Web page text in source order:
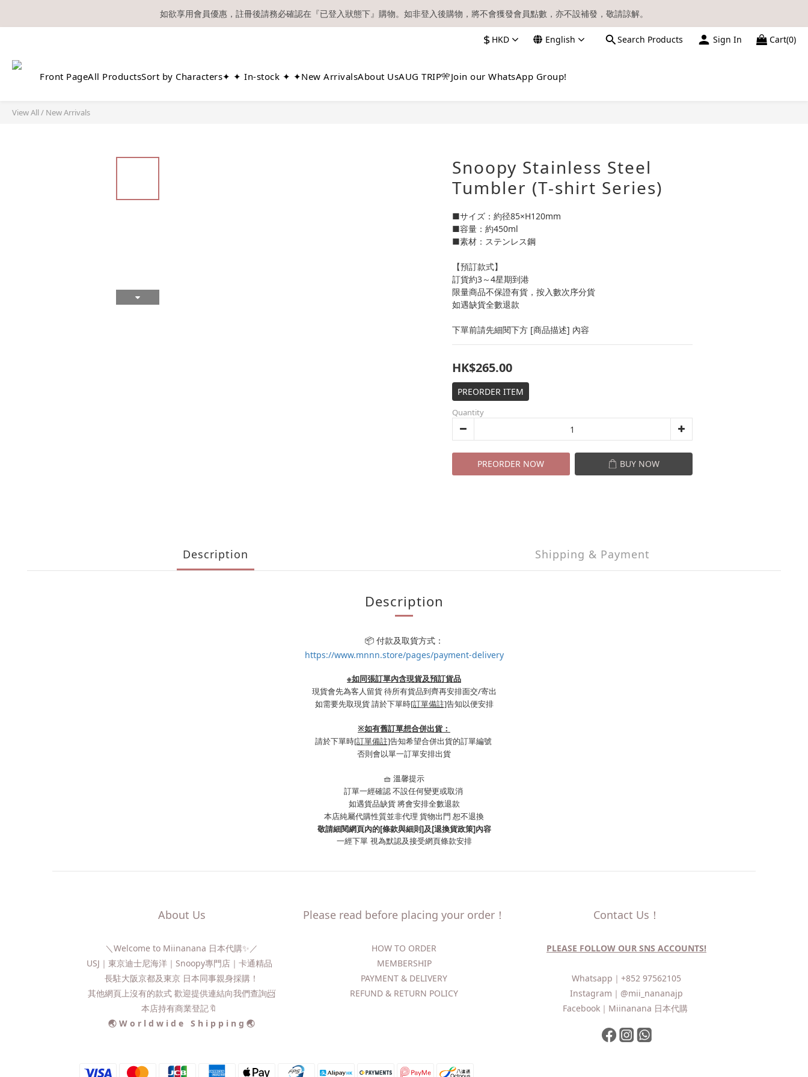
【現貨區】內款式均為在港現貨，現貨區以外的所有貨品都需要訂貨喔！
如欲享用會員優惠，註冊後請務必確認在『已登入狀態下』購物。如非登入後購物，將不會獲發會員點數，亦不設補發，敬請諒解。
溫馨提示：所有順豐快遞／本地及國際郵遞寄出後，本店只會以電郵通知出貨，下單後敬請留意電郵信箱。
$ HKD English Search Products Sign In Cart(0)
Front PageAll ProductsSort by Characters✦ ✦ In-stock ✦ ✦New ArrivalsAbout UsAUG TRIP🎌Join our WhatsApp Group!
View All/ New Arrivals
Snoopy Stainless Steel
Tumbler (T-shirt Series)
■サイズ：約径85×H120mm
■容量：約450ml
■素材：ステンレス鋼
【預訂款式】
訂貨約3～4星期到港
限量商品不保證有貨，按入數次序分貨
如遇缺貨全數退款
下單前請先細閱下方 [商品描述] 內容
HK$265.00
PREORDER ITEM
Quantity
PREORDER NOW BUY NOW
Description Shipping & Payment
Description
📦 付款及取貨方式：
https://www.mnnn.store/pages/payment-delivery
※如同張訂單內含現貨及預訂貨品
現貨會先為客人留貨 待所有貨品到齊再安排面交/寄出
如需要先取現貨 請於下單時[訂單備註]告知以便安排
※如有舊訂單想合併出貨：
請於下單時[訂單備註]告知希望合併出貨的訂單編號
否則會以單一訂單安排出貨
🧺 溫馨提示
訂單一經確認 不設任何變更或取消
如遇貨品缺貨 將會安排全數退款
本店純屬代購性質並非代理 貨物出門 恕不退換
敬請細閱網頁內的[條款與細則]及[退換貨政策]內容
一經下單 視為默認及接受網頁條款安排
About Us
＼Welcome to Miinanana 日本代購✨／
USJ｜東京迪士尼海洋｜Snoopy專門店｜卡通精品
長駐大阪京都及東京 日本同事親身採購！
其他網頁上沒有的款式 歡迎提供連結向我們查詢📨​
本店持有商業登記🔖
🌏 W o r l d w i d e S h i p p i n g 🌏
Please read before placing your order！
HOW TO ORDER​
MEMBERSHIP
PAYMENT & DELIVERY
REFUND & RETURN POLICY
Contact Us！
PLEASE FOLLOW OUR SNS ACCOUNTS!
Whatsapp｜ +852 97562105
Instagram｜ @mii_nananajp
Facebook｜ Miinanana 日本代購